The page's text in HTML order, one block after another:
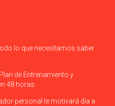
lo que necesitamos saber
de Entrenamiento y
48 horas
personal te motivará día a